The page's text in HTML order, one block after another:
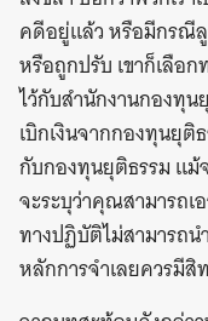
คดีอยู่แล้ว หรือมีกรณี
หรือถูกปรับ เขาก็เลือ
ไว้กับสำนักงานกองทุ
เบิกเงินจากกองทุนยุติ
กับกองทุนยุติธรรม แม้
จะระบุว่าคุณสามารถ
ทางปฏิบัติไม่สามารถ
หลักการจำเลยควรมี